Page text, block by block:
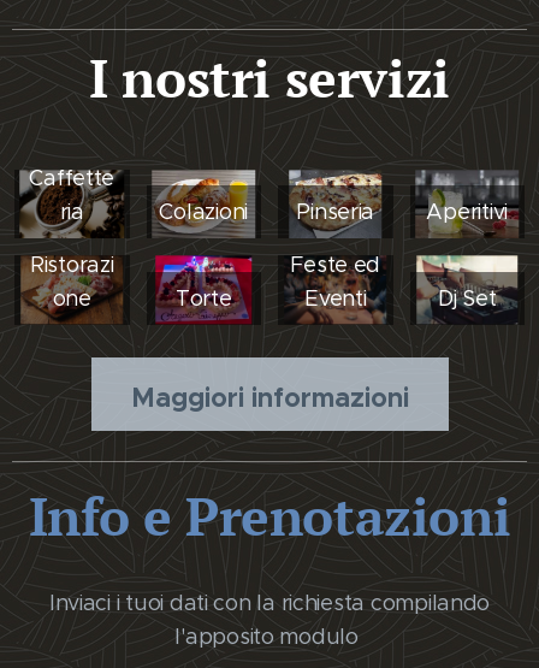
I nostri servizi
Caffette
ria
Colazioni Pinseria
Aperitivi
Ristorazi
one
Torte
Feste ed
Eventi
Dj Set
Maggiori informazioni
Info e Prenotazioni
Inviaci i tuoi dati con la richiesta compilando
l'apposito modulo